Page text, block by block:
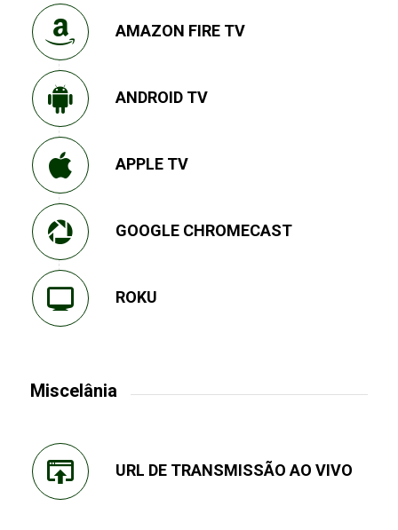
AMAZON FIRE TV
ANDROID TV
APPLE TV
GOOGLE CHROMECAST
ROKU
Miscelânia
URL DE TRANSMISSÃO AO VIVO